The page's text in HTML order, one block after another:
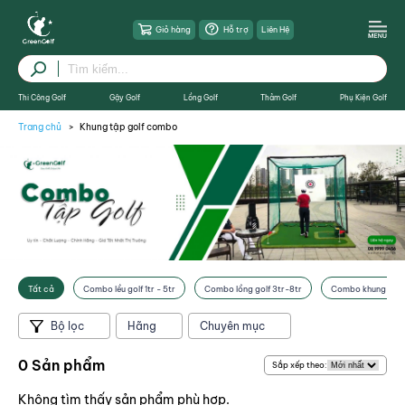
Giỏ hàng Hỗ trợ Liên Hệ
Thi Công Golf Gậy Golf Lồng Golf Thảm Golf Phụ Kiện Golf
Trang chủ Khung tập golf combo
Tất cả Combo lều golf 1tr - 5tr Combo lồng golf 3tr-8tr Combo khung
Bộ lọc Hãng Chuyên mục
X Đóng
0 Sản phẩm Sắp xếp theo:
Không tìm thấy sản phẩm phù hợp.